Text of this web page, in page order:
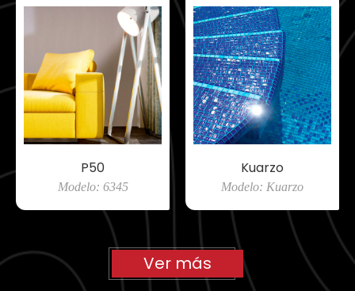
P50
Modelo: 6345
Kuarzo
Modelo: Kuarzo
Ver más